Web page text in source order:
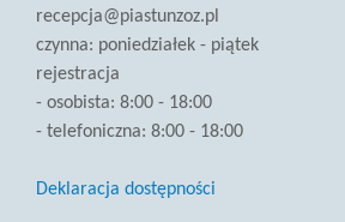
recepcja@piastunzoz.pl
czynna: poniedziałek - piątek
rejestracja
- osobista: 8:00 - 18:00
- telefoniczna: 8:00 - 18:00
Deklaracja dostępności